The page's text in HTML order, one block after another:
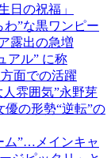
日の祝福」
”な黒ワンピー
露出の急増
アル” に称
面での活躍
雰囲気”永野芽
の形勢“逆転”の
ム”…メインキャ